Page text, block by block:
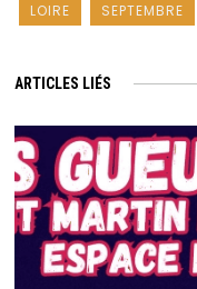
LOIRE
SEPTEMBRE
ARTICLES LIÉS